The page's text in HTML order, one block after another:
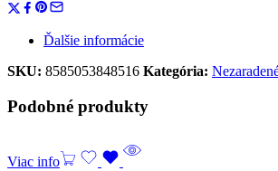
Ďalšie informácie
SKU: 8585053848516 Kategória:
Podobné produkty
Viac info